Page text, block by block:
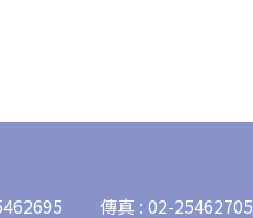
傳真 : 02-25462705